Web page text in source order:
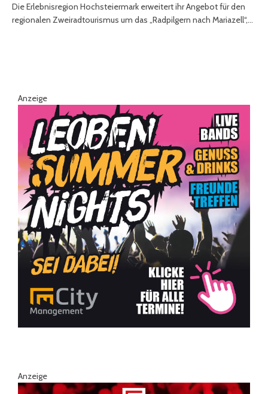
Die Erlebnisregion Hochsteiermark erweitert ihr Angebot für den
regionalen Zweiradtourismus um das „Radpilgern nach Mariazell“,…
Anzeige
Anzeige